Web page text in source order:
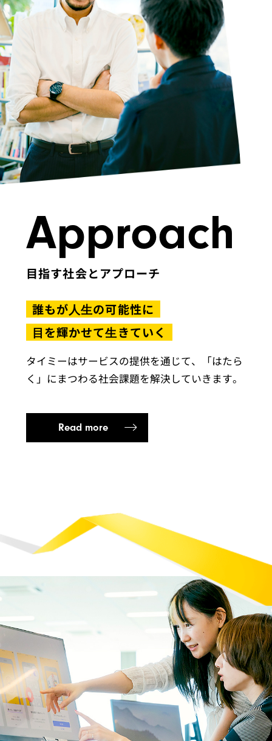
Approach
目指す社会とアプローチ
誰もが⼈⽣の可能性に
⽬を輝かせて⽣きていく
タイミーはサービスの提供を通じて、「はたら
く」にまつわる社会課題を解決していきます。
Read more